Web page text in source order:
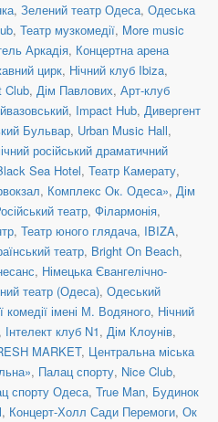
, Зелений театр Одеса, Одеська
, Театр музкомедії, More music
Аркадія, Концертна арена
цирк, Нічний клуб Ibiza,
Club, Дім Павлових, Арт-клуб
, Impact Hub, Дивергент
Бульвар, Urban Music Hall,
російський драматичний
Sea Hotel, Театр Камерату,
, Комплекс Ок. Одеса», Дім
театр, Філармонія,
, Театр юного глядача, IBIZA,
театр, Bright On Beach,
, Німецька Євангелічно-
театр (Одеса), Одеський
комедії імені М. Водяного, Нічний
, Інтелект клуб N1, Дім Клоунів,
MARKET, Центральна міська
, Палац спорту, Nice Club,
спорту Одеса, True Man, Будинок
, Концерт-Холл Сади Перемоги, Ок